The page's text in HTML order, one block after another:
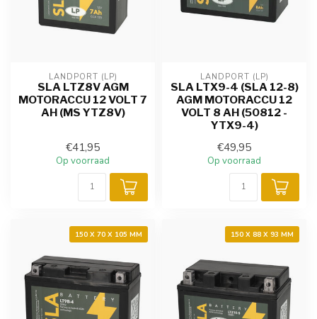
LANDPORT (LP)
SLA LTZ8V AGM
MOTORACCU 12 VOLT 7
AH (MS YTZ8V)
€41,95
Op voorraad
LANDPORT (LP)
SLA LTX9-4 (SLA 12-8)
AGM MOTORACCU 12
VOLT 8 AH (50812 -
YTX9-4)
€49,95
Op voorraad
150 X 70 X 105 MM 150 X 88 X 93 MM